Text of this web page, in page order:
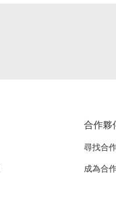
合作夥
尋找合
成為合